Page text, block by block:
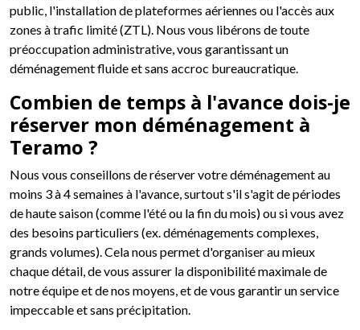
public, l'installation de plateformes aériennes ou l'accès aux
zones à trafic limité (ZTL). Nous vous libérons de toute
préoccupation administrative, vous garantissant un
déménagement fluide et sans accroc bureaucratique.
Combien de temps à l'avance dois-je
réserver mon déménagement à
Teramo ?
Nous vous conseillons de réserver votre déménagement au
moins 3 à 4 semaines à l'avance, surtout s'il s'agit de périodes
de haute saison (comme l'été ou la fin du mois) ou si vous avez
des besoins particuliers (ex. déménagements complexes,
grands volumes). Cela nous permet d'organiser au mieux
chaque détail, de vous assurer la disponibilité maximale de
notre équipe et de nos moyens, et de vous garantir un service
impeccable et sans précipitation.